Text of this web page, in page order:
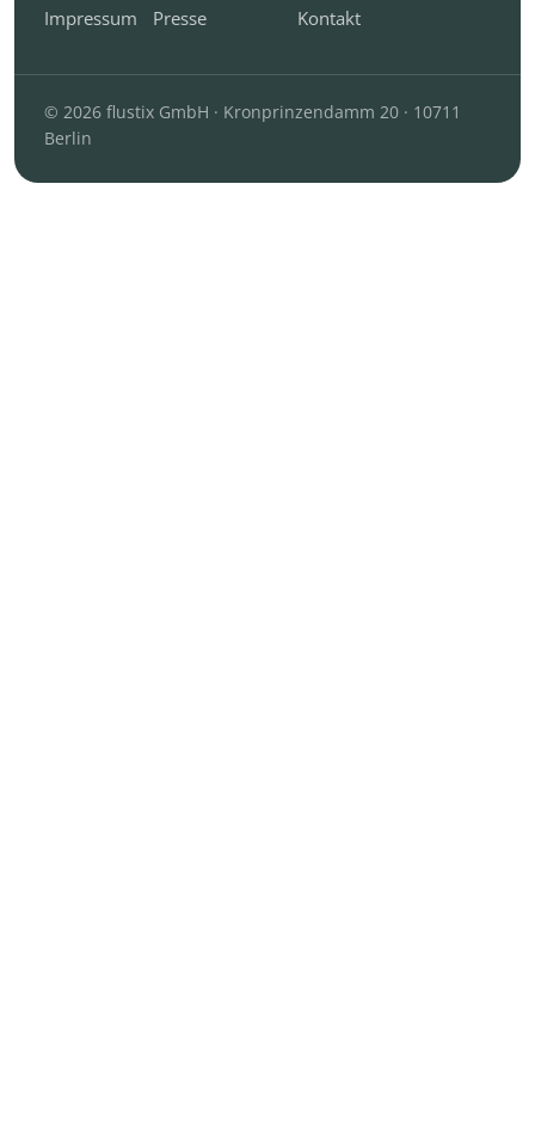
Impressum
Presse
Kontakt
© 2026 flustix GmbH · Kronprinzendamm 20 · 10711
Berlin